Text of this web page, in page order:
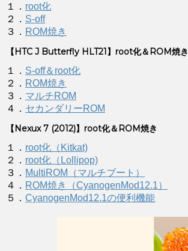
１． root化
２． S-off
３． ROM焼き
【HTC J Butterfly HLT21】root化＆ROM焼
１． S-off＆root化
２． ROM焼き
３． マルチROM
４． セカンダリーROM
【Nexux 7 (2012)】root化＆ROM焼き
１． root化（Kitkat)
２． root化（Lollipop)
３． MultiROM（マルチブート）
４． ROM焼き（CyanogenMod12.1）
５． CyanogenMod12.1の便利機能